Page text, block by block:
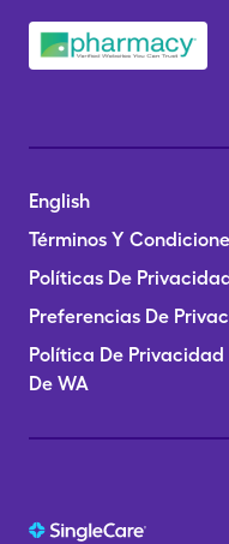
English
Términos Y
Políticas De
Preferencias De
Política De Privacidad
De WA